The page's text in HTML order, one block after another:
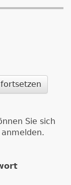
Sie sich